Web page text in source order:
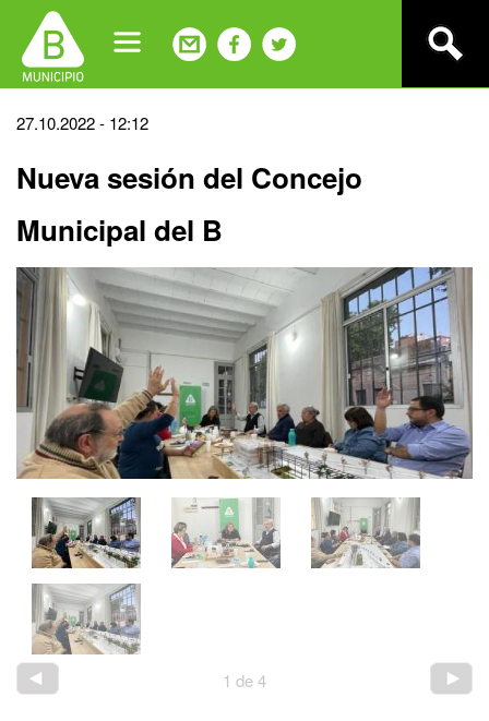
navigation
Back
top
27.10.2022 - 12:12
Nueva sesión del Concejo
Municipal del B
1 de4